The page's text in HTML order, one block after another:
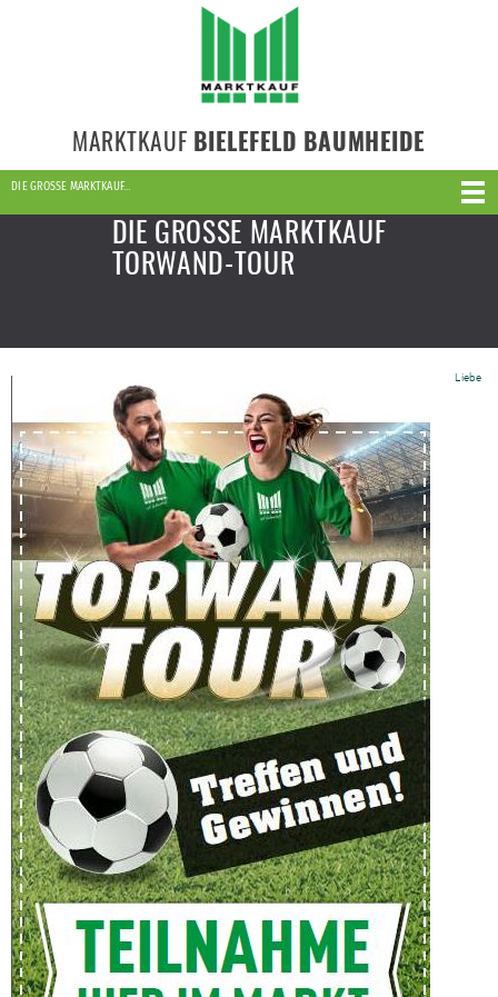
MARKTKAUF BIELEFELD BAUMHEIDE
DIE GROSSE MARKTKAUF…
DIE GROSSE MARKTKAUF
TORWAND-TOUR
Liebe